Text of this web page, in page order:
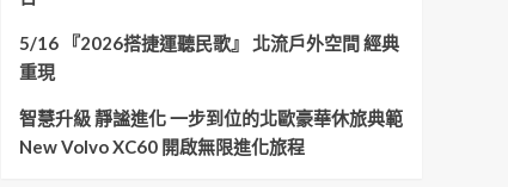
5/16 『2026搭捷運聽民歌』 北流戶外空間 經典
重現
智慧升級 靜謐進化 一步到位的北歐豪華休旅典範
New Volvo XC60 開啟無限進化旅程